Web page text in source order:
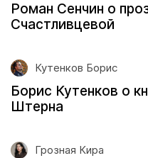
Роман Сенчин о
Счастливцевой
Кутенков Борис
Борис Кутенков о
Штерна
Грозная Кира